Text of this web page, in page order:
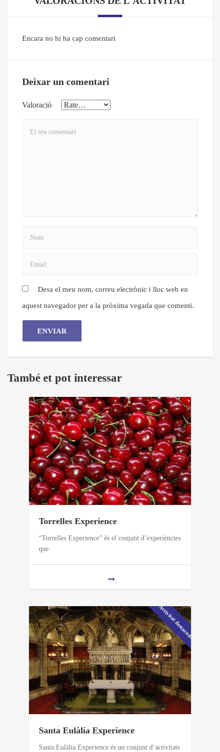
Encara no hi ha cap comentari
Deixar un comentari
Valoració
Desa el meu nom, correu electrònic i lloc web en
aquest navegador per a la pròxima vegada que comenti.
També et pot interessar
Torrelles Experience
“Torrelles Experience” és el conjunt d’experiències
que
Activitat destacada
Santa Eulàlia Experience
Santa Eulàlia Experience és un conjunt d’activitats